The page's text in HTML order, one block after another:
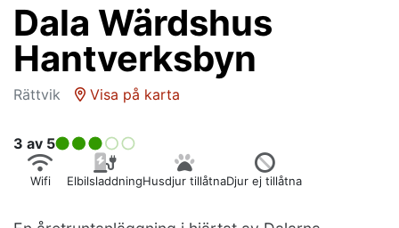
Dala Wärdshus
Hantverksbyn
Rättvik Visa på karta
Wifi ElbilsladdningHusdjur tillåtnaDjur ej tillåtna
3 av 5